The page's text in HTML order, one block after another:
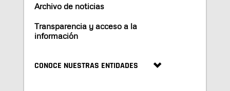
Archivo de noticias
Transparencia y acceso a la
información
CONOCE NUESTRAS ENTIDADES